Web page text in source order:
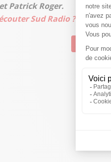
Patrick Roger.
Sud Radio ?
Suivre